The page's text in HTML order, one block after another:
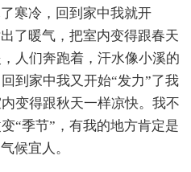
寒冷，回到家中我就开
了暖气，把室内变得跟春天
人们奔跑着，汗水像小溪的
到家中我又开始“发力”了我
变得跟秋天一样凉快。我不
“季节”，有我的地方肯定是
候宜人。